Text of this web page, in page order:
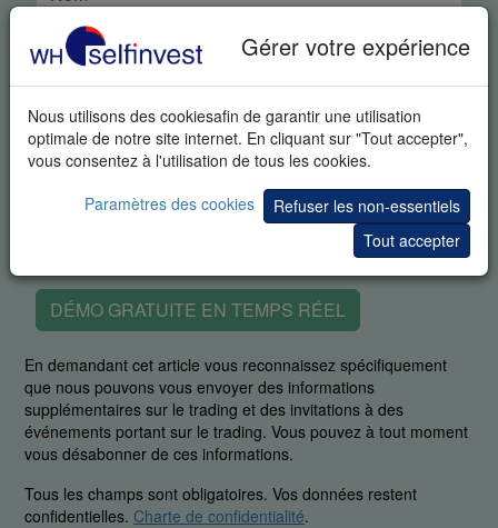
Gérer votre expérience
Nous utilisons des cookiesafin de garantir une utilisation
optimale de notre site internet. En cliquant sur "Tout accepter",
vous consentez à l'utilisation de tous les cookies.
Paramètres des cookies
Refuser les non-essentiels
Tout accepter
DÉMO GRATUITE EN TEMPS RÉEL
En demandant cet article vous reconnaissez spécifiquement
que nous pouvons vous envoyer des informations
supplémentaires sur le trading et des invitations à des
événements portant sur le trading. Vous pouvez à tout moment
vous désabonner de ces informations.
Tous les champs sont obligatoires. Vos données restent
confidentielles. Charte de confidentialité.